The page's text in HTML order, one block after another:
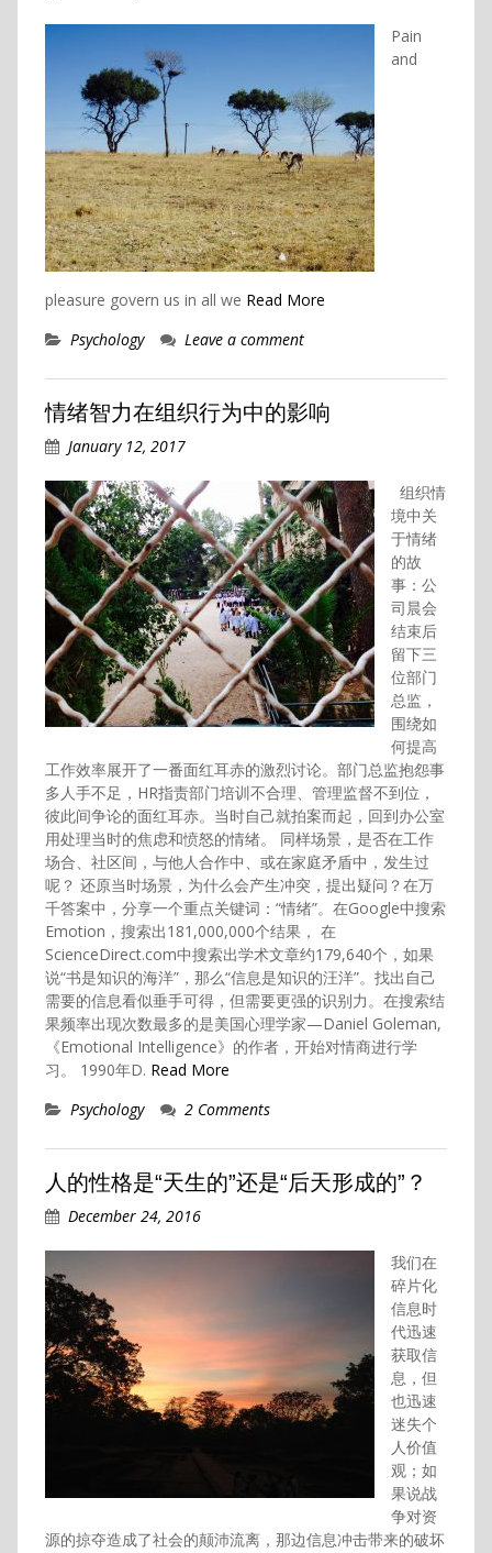
Pain
and
pleasure govern us in all we Read More
Psychology
Leave a comment
情绪智力在组织行为中的影响
January 12, 2017
组织情
境中关
于情绪
的故
事：公
司晨会
结束后
留下三
位部门
总监，
围绕如
何提高
工作效率展开了一番面红耳赤的激烈讨论。部门总监抱怨事
多人手不足，HR指责部门培训不合理、管理监督不到位，
彼此间争论的面红耳赤。当时自己就拍案而起，回到办公室
用处理当时的焦虑和愤怒的情绪。 同样场景，是否在工作
场合、社区间，与他人合作中、或在家庭矛盾中，发生过
呢？ 还原当时场景，为什么会产生冲突，提出疑问？在万
千答案中，分享一个重点关键词：“情绪”。在Google中搜索
Emotion，搜索出181,000,000个结果， 在
ScienceDirect.com中搜索出学术文章约179,640个，如果
说“书是知识的海洋”，那么“信息是知识的汪洋”。找出自己
需要的信息看似垂手可得，但需要更强的识别力。在搜索结
果频率出现次数最多的是美国心理学家—Daniel Goleman,
《Emotional Intelligence》的作者，开始对情商进行学
习。 1990年D. Read More
Psychology
2 Comments
人的性格是“天生的”还是“后天形成的”？
December 24, 2016
我们在
碎片化
信息时
代迅速
获取信
息，但
也迅速
迷失个
人价值
观；如
果说战
争对资
源的掠夺造成了社会的颠沛流离，那边信息冲击带来的破坏